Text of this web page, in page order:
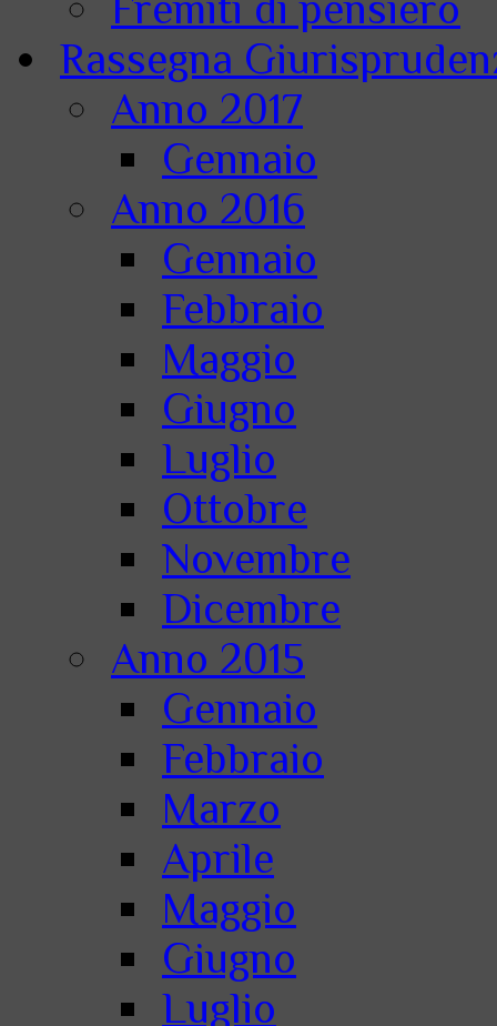
Rassegna
Anno 2017
Gennaio
Anno 2016
Gennaio
Febbraio
Maggio
Giugno
Luglio
Ottobre
Novembre
Dicembre
Anno 2015
Gennaio
Febbraio
Marzo
Aprile
Maggio
Giugno
Luglio